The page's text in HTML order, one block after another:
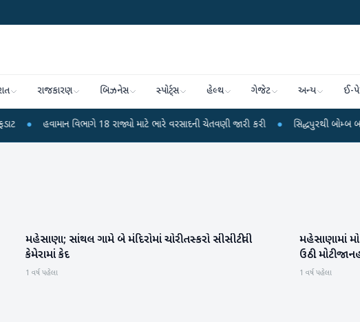
રાજકારણ બિઝનેસ સ્પોર્ટ્સ હેલ્થ ગેજેટ અન્ય ઈ-
હવામાન વિભાગે 18 રાજ્યો માટે ભારે વરસાદની ચેતવણી જારી કરી ● સિદ્ધપુરથી બોમ્બ બનાવવાની
મહેસાણા
મહેસાણા; સાંથલ ગામે બે મંદિરોમાં ચોરી તસ્કરો સીસીટીવી
કેમેરામાં કેદ
1 વર્ષ પહેલા
મહેસાણા
મહેસાણામાં
ઉઠી: મોટી
1 વર્ષ પહેલા